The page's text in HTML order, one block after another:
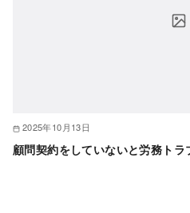
2025年10月13日
顧問契約をしていないと労務ト